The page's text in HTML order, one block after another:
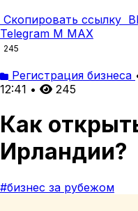
Скопировать ссылку
Telegram M MAX
245
Регистрация бизнеса
12:41 • 245
Как
Ирландии?
#бизнес за рубежом